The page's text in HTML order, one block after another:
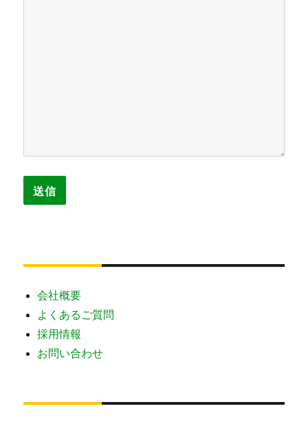
会社概要
よくあるご質問
採用情報
お問い合わせ